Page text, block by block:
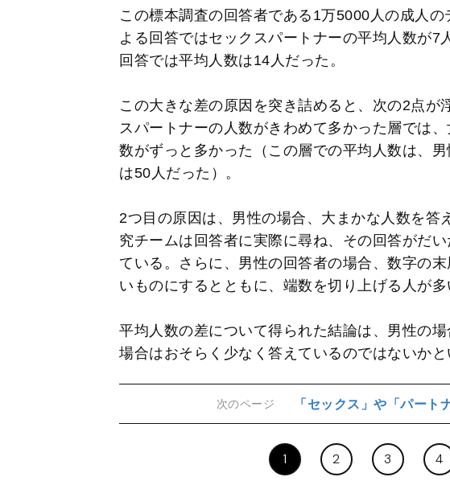
この標本調査の回答者である1万5000人の成人
よる回答ではセックスパートナーの平均人数が7
回答では平均人数は14人だった。
この大きな差の原因を突き詰めると、次の2点が
スパートナーの人数がきわめて多かった層では
数がずっと多かった（この層での平均人数は、
は50人だった）。
2つ目の原因は、男性の場合、大まかな人数を答
究チームは回答者に実際に尋ね、その回答がだ
ている。さらに、男性の回答者の場合、数字の
いものにするとともに、端数を切り上げる人が多
平均人数の差について得られた結論は、男性の
場合はおそらく少なく答えているのではないかと
次のページ 「セックス」や「パート
1 2 3 4